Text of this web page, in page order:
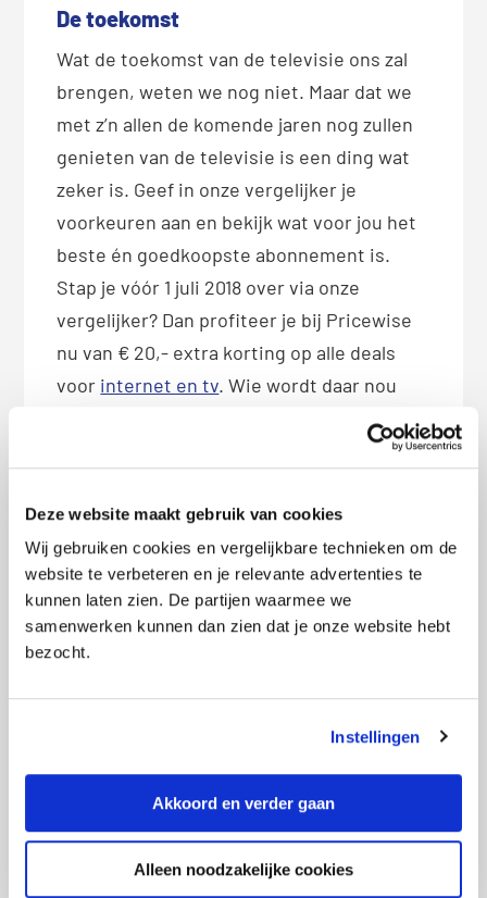
Deze website maakt gebruik van cookies
Wij gebruiken cookies en vergelijkbare technieken om de
website te verbeteren en je relevante advertenties te
kunnen laten zien. De partijen waarmee we
samenwerken kunnen dan zien dat je onze website hebt
bezocht.
Instellingen
Akkoord en verder gaan
Alleen noodzakelijke cookies
De toekomst
Wat de toekomst van de televisie ons zal
brengen, weten we nog niet. Maar dat we
met z’n allen de komende jaren nog zullen
genieten van de televisie is een ding wat
zeker is. Geef in onze vergelijker je
voorkeuren aan en bekijk wat voor jou het
beste én goedkoopste abonnement is.
Stap je vóór 1 juli 2018 over via onze
vergelijker? Dan profiteer je bij Pricewise
nu van € 20,- extra korting op alle deals
voor internet en tv. Wie wordt daar nou
niet onwise blij van? De actie loopt tot en
Vergelijk pakketten met digitale tv
Deel dit bericht met je vrienden:
X Facebook WhatsApp
Bio
Latest Posts
Redactie Pricewise